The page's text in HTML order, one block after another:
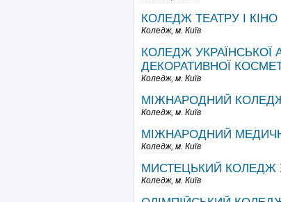
КОЛЕДЖ ТЕАТРУ І КІНО
Коледж, м. Київ
КОЛЕДЖ УКРАЇНСЬКОЇ
ДЕКОРАТИВНОЇ
Коледж, м. Київ
МІЖНАРОДНИЙ
Коледж, м. Київ
МІЖНАРОДНИЙ
Коледж, м. Київ
МИСТЕЦЬКИЙ КОЛЕДЖ
Коледж, м. Київ